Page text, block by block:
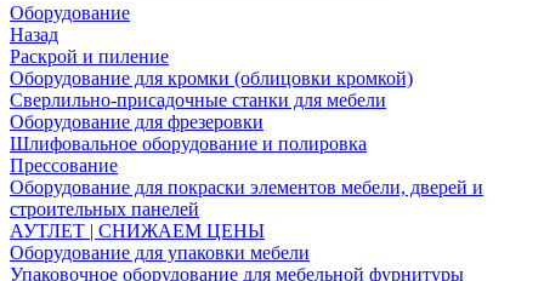
Оборудование
Назад
Раскрой и пиление
Оборудование для кромки (облицовки кромкой)
Сверлильно-присадочные станки для мебели
Оборудование для фрезеровки
Шлифовальное оборудование и полировка
Прессование
Оборудование для покраски элементов мебели, дверей и
строительных панелей
АУТЛЕТ | СНИЖАЕМ ЦЕНЫ
Оборудование для упаковки мебели
Упаковочное оборудование для мебельной фурнитуры